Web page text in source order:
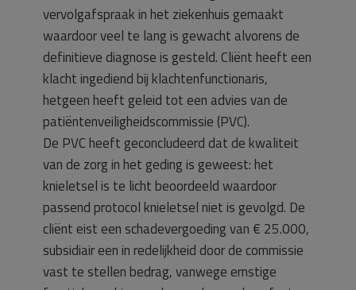
vervolgafspraak in het ziekenhuis gemaakt
waardoor veel te lang is gewacht alvorens de
definitieve diagnose is gesteld. Cliënt heeft een
klacht ingediend bij klachtenfunctionaris,
hetgeen heeft geleid tot een advies van de
patiëntenveiligheidscommissie (PVC).
De PVC heeft geconcludeerd dat de kwaliteit
van de zorg in het geding is geweest: het
knieletsel is te licht beoordeeld waardoor
passend protocol knieletsel niet is gevolgd. De
cliënt eist een schadevergoeding van € 25.000,
subsidiair een in redelijkheid door de commissie
vast te stellen bedrag, vanwege ernstige